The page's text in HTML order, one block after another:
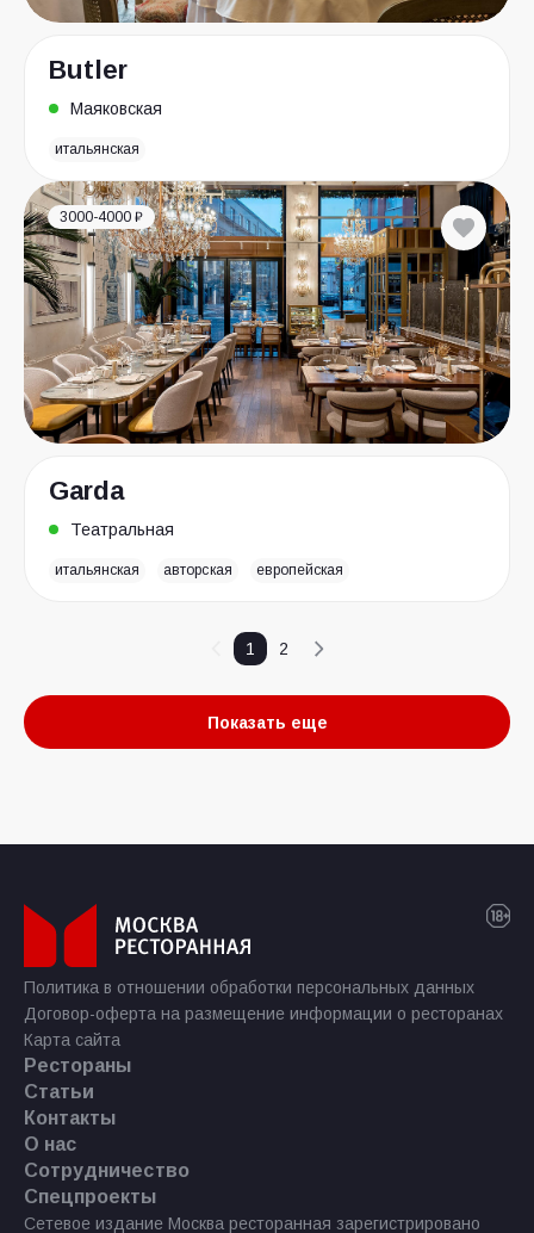
Butler
Маяковская
итальянская
3000-4000 ₽
Garda
Театральная
итальянская авторская европейская
1 2
Показать еще
Политика в отношении обработки персональных данных
Договор-оферта на размещение информации о ресторанах
Карта сайта
Рестораны
Статьи
Контакты
О нас
Сотрудничество
Спецпроекты
Сетевое издание Москва ресторанная зарегистрировано